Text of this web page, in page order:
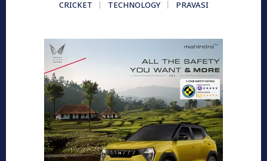
CRICKET
TECHNOLOGY PRAVASI